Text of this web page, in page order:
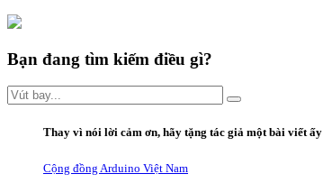
Bạn đang tìm kiếm điều gì?
Thay vì nói lời cảm ơn, hãy tặng tác giả một bài viết ấy
Cộng đồng Arduino Việt Nam